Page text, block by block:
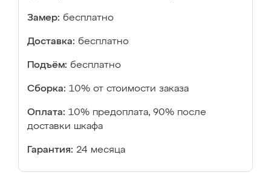
Замер: бесплатно
Доставка: бесплатно
Подъём: бесплатно
Сборка: 10% от стоимости заказа
Оплата: 10% предоплата, 90% после
доставки шкафа
Гарантия: 24 месяца